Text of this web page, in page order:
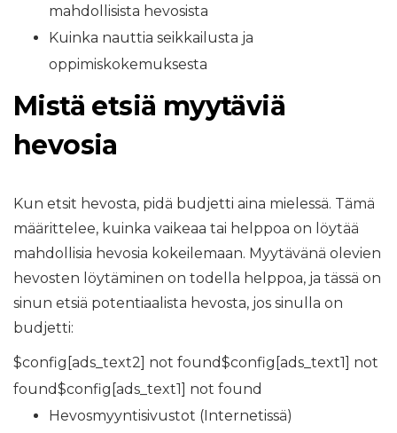
mahdollisista hevosista
Kuinka nauttia seikkailusta ja
oppimiskokemuksesta
Mistä etsiä myytäviä
hevosia
Kun etsit hevosta, pidä budjetti aina mielessä. Tämä
määrittelee, kuinka vaikeaa tai helppoa on löytää
mahdollisia hevosia kokeilemaan. Myytävänä olevien
hevosten löytäminen on todella helppoa, ja tässä on
sinun etsiä potentiaalista hevosta, jos sinulla on
budjetti:
$config[ads_text2] not found$config[ads_text1] not
found$config[ads_text1] not found
Hevosmyyntisivustot (Internetissä)